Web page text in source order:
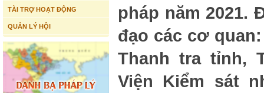
TÀI TRỢ HOẠT ĐỘNG
QUẢN LÝ HỘI
pháp năm 2021.
đạo các cơ
Thanh tra tỉnh,
Viện Kiểm sát